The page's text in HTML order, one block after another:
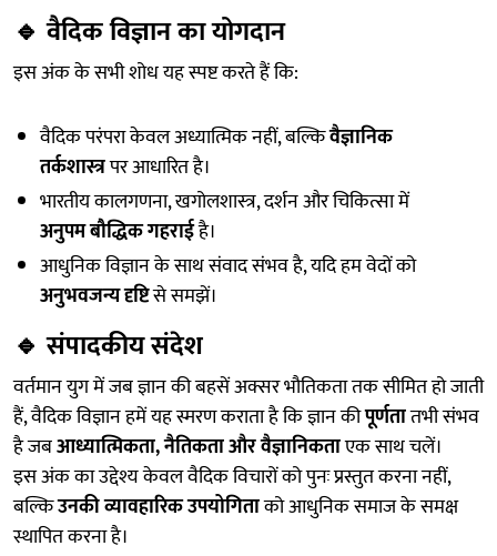
🔹वैदिक विज्ञान का योगदान
इस अंक के सभी शोध यह स्पष्ट करते हैं कि:
वैदिक परंपरा केवल अध्यात्मिक नहीं, बल्किवैज्ञानिक
तर्कशास्त्रपर आधारित है।
भारतीय कालगणना, खगोलशास्त्र, दर्शन और चिकित्सा में
अनुपम बौद्धिक गहराईहै।
आधुनिक विज्ञान के साथ संवाद संभव है, यदि हम वेदों को
अनुभवजन्य दृष्टिसे समझें।
🔹संपादकीय संदेश
वर्तमान युग में जब ज्ञान की बहसें अक्सर भौतिकता तक सीमित हो जाती
हैं, वैदिक विज्ञान हमें यह स्मरण कराता है कि ज्ञान कीपूर्णतातभी संभव
है जबआध्यात्मिकता, नैतिकता और वैज्ञानिकताएक साथ चलें।
इस अंक का उद्देश्य केवल वैदिक विचारों को पुनः प्रस्तुत करना नहीं,
बल्किउनकी व्यावहारिक उपयोगिताको आधुनिक समाज के समक्ष
स्थापित करना है।